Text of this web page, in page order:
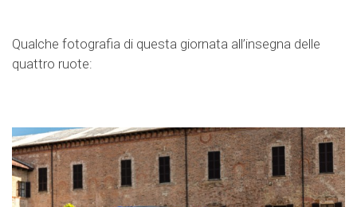
Qualche fotografia di questa giornata all’insegna delle
quattro ruote: